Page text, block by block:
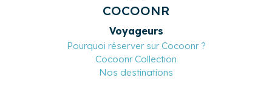
COCOONR
Voyageurs
Pourquoi réserver sur Cocoonr ?
Cocoonr Collection
Nos destinations